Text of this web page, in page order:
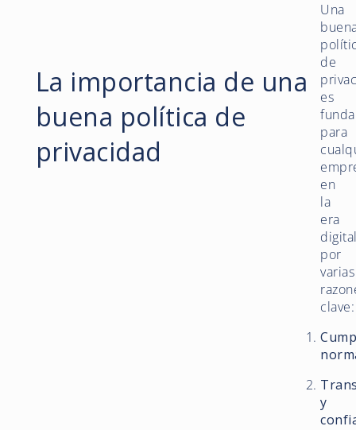
La importancia de una
buena política de
privacidad
Una
de
es
para
en
la
era
por
varias
clave:
y